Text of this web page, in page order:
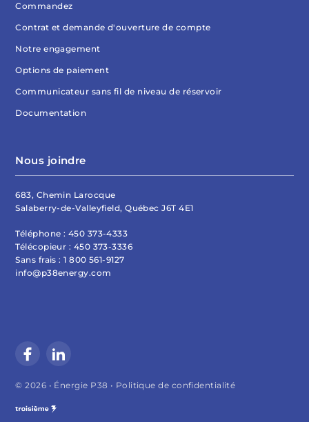
Commandez
Contrat et demande d'ouverture de compte
Notre engagement
Options de paiement
Communicateur sans fil de niveau de réservoir
Documentation
Nous joindre
683, Chemin Larocque
Salaberry-de-Valleyfield, Québec J6T 4E1
Téléphone : 450 373-4333
Télécopieur : 450 373-3336
Sans frais :1 800 561-9127
info@p38energy.com
© 2026 • Énergie P38 • Politique de confidentialité